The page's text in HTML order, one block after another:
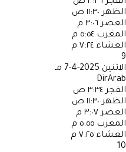
الظهر ١١:٣٠ ص
العصر ٣:٠٦ م
المغرب ٥:٥٤ م
العشاء ٧:٢٤ م
9
الاثنين 2025-4-7 مـ
DirArab
الفجر ٣:٣٤ ص
الظهر ١١:٣٠ ص
العصر ٣:٠٧ م
المغرب ٥:٥٥ م
العشاء ٧:٢٥ م
10